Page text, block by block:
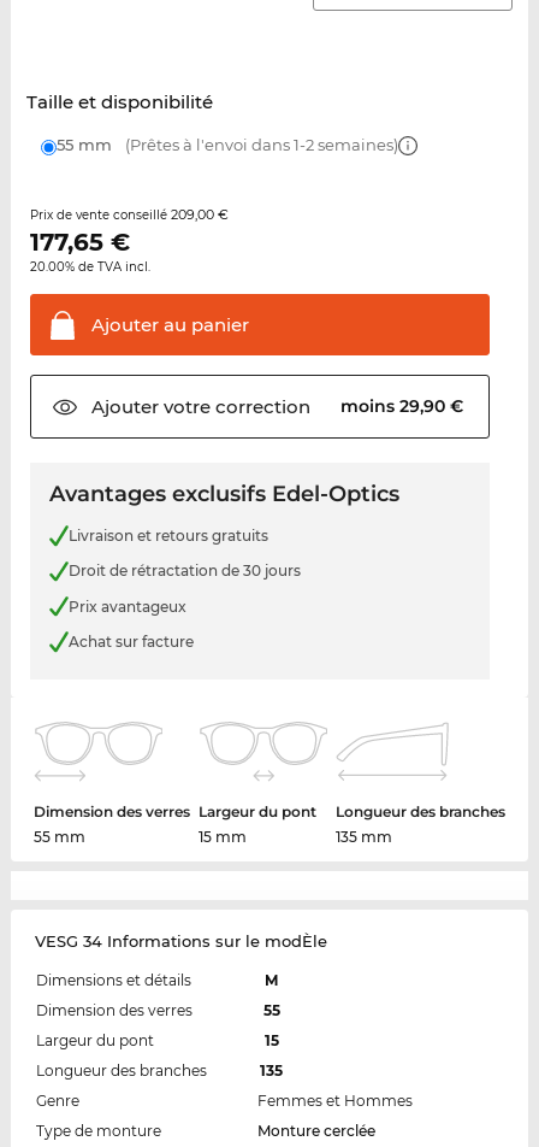
Taille et disponibilité
55 mm (Prêtes à l'envoi dans 1-2 semaines)
Prix de vente conseillé 209,00 €
177,65€
20.00% de TVA incl.
Ajouter au panier
Ajouter votrecorrection moins 29,90 €
Avantages exclusifs Edel-Optics
Livraison et retours gratuits
Droit de rétractation de 30 jours
Prix avantageux
Achat sur facture
Dimension des verres
55 mm
Largeur du pont
15 mm
Longueur des branches
135 mm
VESG 34 Informations sur le modÈle
Dimensions et détails
M
Dimension des verres
55
Largeur du pont
15
Longueur des branches
135
Genre
Femmes et Hommes
Type de monture
Monture cerclée